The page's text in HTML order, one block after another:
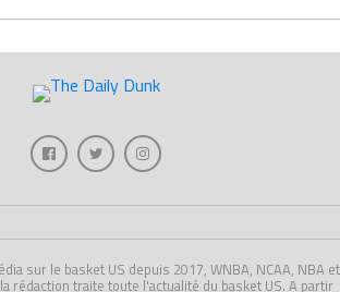
sur le basket US depuis 2017, WNBA, NCAA, NBA et
rédaction traite toute l'actualité du basket US. A partir